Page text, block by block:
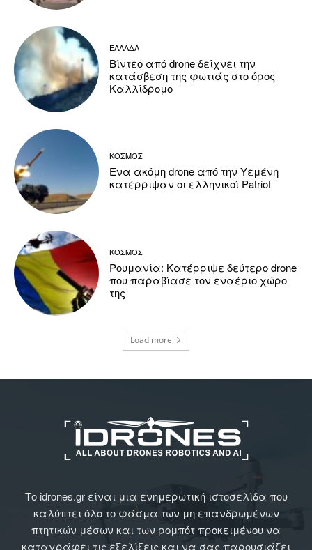
ΕΛΛΑΔΑ
Βίντεο από drone δείχνει την
κατάσβεση της φωτιάς στο όρος
Καλλίδρομο
ΚΟΣΜΟΣ
Ένα ακόμη drone από την Υεμένη
κατέρριψαν οι ελληνικοί Patriot
ΚΟΣΜΟΣ
Ρουμανία: Κατέρριψε δεύτερο drone
που παραβίασε τον εναέριο χώρο
της
Load more
Το idrones.gr είναι μια ενημερωτική ιστοσελίδα που
καλύπτει όλο το φάσμα των μη επανδρωμένων
πτητικών μέσων και των ρομπότ προκειμένου να
καταγράφει τις εξελίξεις και να σας παρουσιάζει